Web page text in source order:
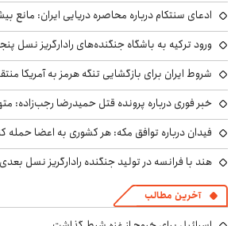
ادعای سنتکام درباره محاصره دریایی ایران: مانع بیش از ۵۰ کشتی
ورود ترکیه به باشگاه جنگنده‌های رادارگریز نسل
شروط ایران برای بازگشایی تنگه هرمز به آمریکا
خبر فوری درباره پرونده قتل حمیدرضا رجب‌زاده:
فیدان درباره توافق مکه: هر کشوری به اعضا
هند با فرانسه در تولید جنگنده رادارگریز نسل
آخرین مطالب